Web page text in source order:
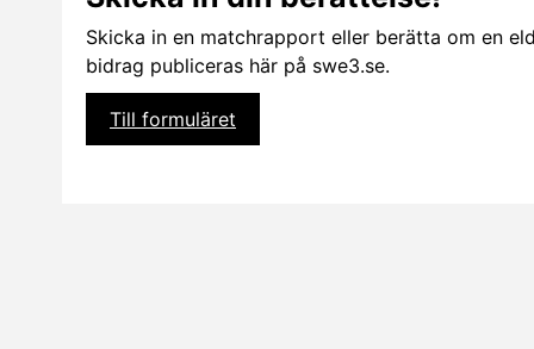
Skicka in en matchrapport eller berätta om en
bidrag publiceras här på swe3.se.
Till formuläret